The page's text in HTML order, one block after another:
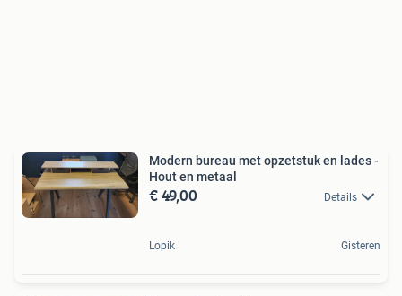
Modern bureau met opzetstuk en lades -
Hout en metaal
€ 49,00 Details
Lopik Gisteren